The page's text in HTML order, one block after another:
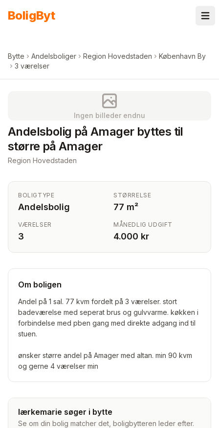
BoligByt
Bytte Andelsboliger Region Hovedstaden
København By
3 værelser
Ingen billeder endnu
Andelsbolig på Amager byttes til
større på Amager
Region Hovedstaden
BOLIGTYPE
Andelsbolig
STØRRELSE
77 m²
VÆRELSER
3
MÅNEDLIG UDGIFT
4.000 kr
Om boligen
Andel på 1 sal. 77 kvm fordelt på 3 værelser. stort
badeværelse med seperat brus og gulvvarme. køkken i
forbindelse med pben gang med direkte adgang ind til
stuen.
ønsker større andel på Amager med altan. min 90 kvm
og gerne 4 værelser min
lærkemarie søger i bytte
Se om din bolig matcher det, boligbytteren leder efter.